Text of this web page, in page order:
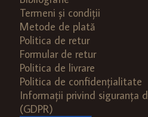
Termeni și condiții
Metode de plată
Politica de retur
Formular de retur
Politica de livrare
Politica de confidențialitate
Informații privind siguranța
(GDPR)